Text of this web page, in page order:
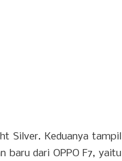
Silver. Keduanya tampil
baru dari OPPO F7, yaitu